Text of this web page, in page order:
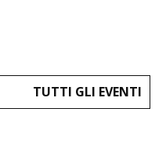
TUTTI GLI EVENTI